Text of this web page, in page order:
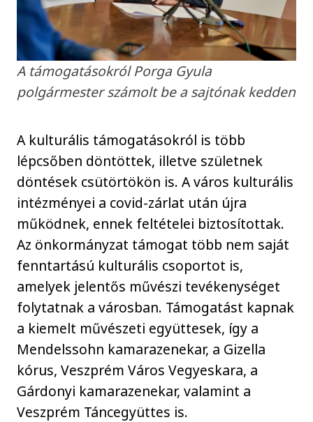
A támogatásokról Porga Gyula
polgármester számolt be a sajtónak kedden
A kulturális támogatásokról is több
lépcsőben döntöttek, illetve születnek
döntések csütörtökön is. A város kulturális
intézményei a covid-zárlat után újra
működnek, ennek feltételei biztosítottak.
Az önkormányzat támogat több nem saját
fenntartású kulturális csoportot is,
amelyek jelentős művészi tevékenységet
folytatnak a városban. Támogatást kapnak
a kiemelt művészeti együttesek, így a
Mendelssohn kamarazenekar, a Gizella
kórus, Veszprém Város Vegyeskara, a
Gárdonyi kamarazenekar, valamint a
Veszprém Táncegyüttes is.